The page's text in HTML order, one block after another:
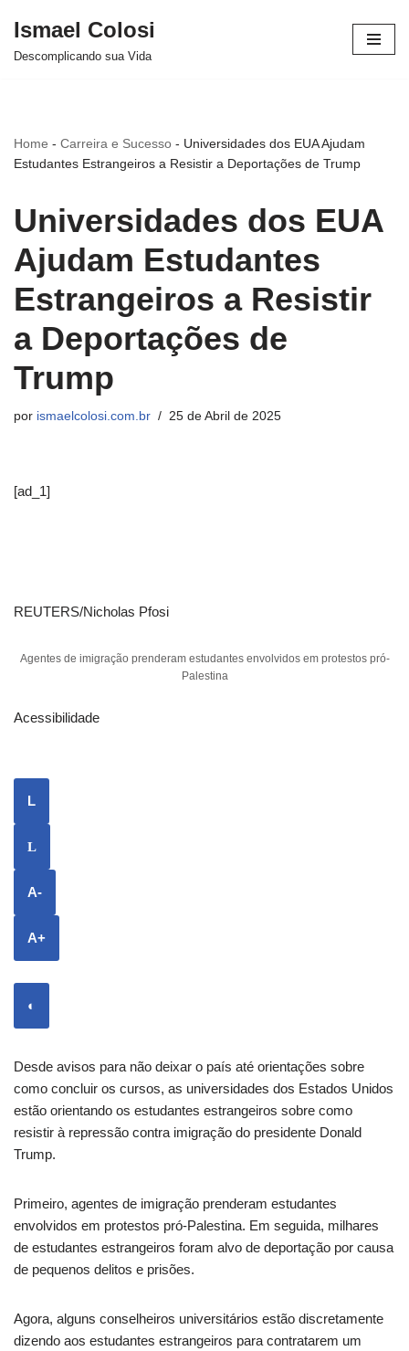
Avançar
Ismael Colosi
Descomplicando sua Vida
Home - Carreira e Sucesso - Universidades dos EUA Ajudam
Estudantes Estrangeiros a Resistir a Deportações de Trump
Universidades dos EUA
Ajudam Estudantes
Estrangeiros a Resistir
a Deportações de
Trump
por ismaelcolosi.com.br 25 de Abril de 2025
[ad_1]
REUTERS/Nicholas Pfosi
Agentes de imigração prenderam estudantes envolvidos em protestos pró-
Palestina
Acessibilidade
L
L
A-
A+
◐
Desde avisos para não deixar o país até orientações sobre
como concluir os cursos, as universidades dos Estados Unidos
estão orientando os estudantes estrangeiros sobre como
resistir à repressão contra imigração do presidente Donald
Trump.
Primeiro, agentes de imigração prenderam estudantes
envolvidos em protestos pró-Palestina. Em seguida, milhares
de estudantes estrangeiros foram alvo de deportação por causa
de pequenos delitos e prisões.
Agora, alguns conselheiros universitários estão discretamente
dizendo aos estudantes estrangeiros para contratarem um